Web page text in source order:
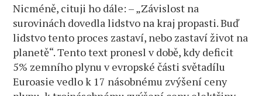
Nicméně, cituji ho dále: – „Závislost na
surovinách dovedla lidstvo na kraj propasti. Buď
lidstvo tento proces zastaví, nebo zastaví život na
planetě“. Tento text pronesl v době, kdy deficit
5% zemního plynu v evropské části světadílu
Euroasie vedlo k 17 násobnému zvýšení ceny